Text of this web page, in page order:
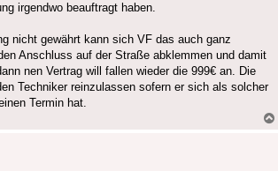
irgendwo beauftragt haben.
nicht gewährt kann sich VF das auch ganz
Anschluss auf der Straße abklemmen und damit
nen Vertrag will fallen wieder die 999€ an. Die
Techniker reinzulassen sofern er sich als solcher
Termin hat.